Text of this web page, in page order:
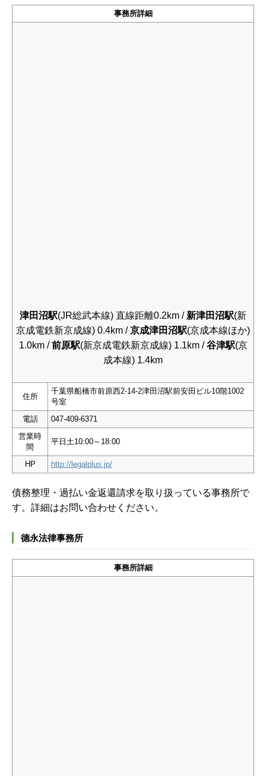
事務所詳細
津田沼駅(JR総武本線) 直線距離0.2km / 新津田沼駅(新
京成電鉄新京成線) 0.4km /京成津田沼駅(京成本線ほか)
1.0km /前原駅(新京成電鉄新京成線) 1.1km /谷津駅(京
成本線) 1.4km
住所
千葉県船橋市前原西2-14-2津田沼駅前安田ビル10階1002
号室
電話
047-409-6371
営業時
間
平日土10:00～18:00
HP http://legalplus.jp/
債務整理・過払い金返還請求を取り扱っている事務所で
す。詳細はお問い合わせください。
德永法律事務所
事務所詳細